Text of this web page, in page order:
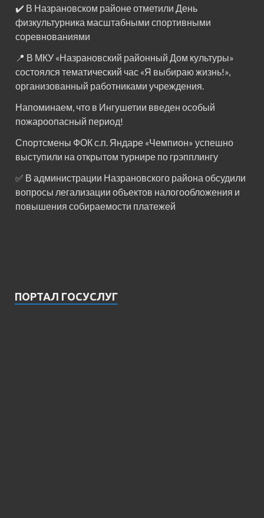
✔️ В Назрановском районе отметили День
физкультурника масштабными спортивными
соревнованиями
📍 В МКУ «Назрановский районный Дом культуры»
состоялся тематический час «Я выбираю жизнь!»,
организованный работниками учреждения.
Напоминаем, что в Ингушетии введен особый
пожароопасный период!⁣⁣⠀
Спортсмены ФОК с.п. Яндаре «Чемпион» успешно
выступили на открытом турнире по грэпплингу
✅ В администрации Назрановского района обсудили
вопросы легализации объектов налогообложения и
повышения собираемости платежей
ПОРТАЛ ГОСУСЛУГ